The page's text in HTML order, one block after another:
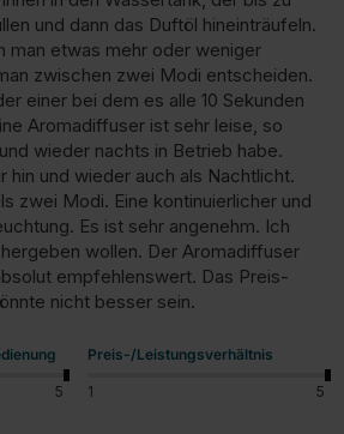
und dann das Duftöl hineinträufeln.
man etwas mehr oder weniger
zwischen zwei Modi entscheiden.
einer bei dem es alle 10 Sekunden
Aromadiffuser ist sehr leise, so
wieder nachts in Betrieb habe.
hin und wieder auch als Nachtlicht.
zwei Modi. Eine kontinuierlicher und
Es ist sehr angenehm. Ich
wollen. Der Aromadiffuser
empfehlenswert. Das Preis-
nicht besser sein.
5
Preis-/Leistungsverhältnis
1
5